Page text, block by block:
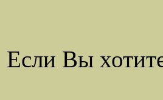
Если Вы